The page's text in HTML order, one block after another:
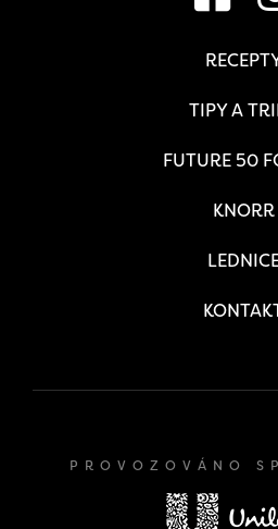
TIPY A
FUTURE 50
KNORR
PROVOZOVÁNO